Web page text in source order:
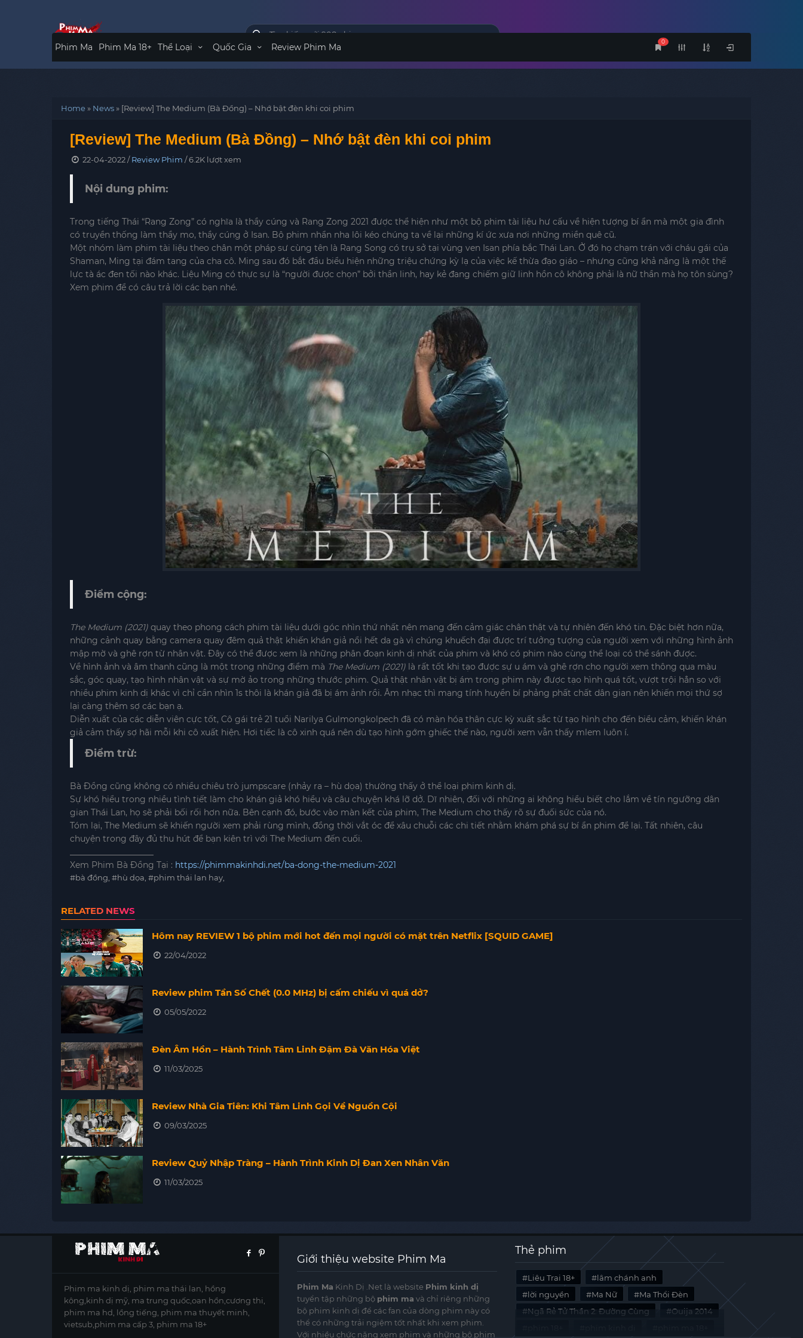
0
Phim Ma Phim Ma 18+ Thể Loại Quốc Gia Review Phim Ma
Home» News» [Review] The Medium (Bà Đồng) – Nhớ bật đèn khi coi phim
[Review] The Medium (Bà Đồng) – Nhớ bật đèn khi coi phim
22-04-2022 /Review Phim / 6.2K lượt xem
Nội dung phim:
Trong tiếng Thái “Rang Zong” có nghĩa là thầy cúng và Rang Zong 2021 được thể hiện như một bộ phim tài liệu hư cấu về hiện tượng bí ẩn mà một gia đình
có truyền thống làm thầy mo, thầy cúng ở Isan. Bộ phim nhẩn nha lôi kéo chúng ta về lại những kí ức xưa nơi những miền quê cũ.
Một nhóm làm phim tài liệu theo chân một pháp sư cùng tên là Rang Song có trụ sở tại vùng ven Isan phía bắc Thái Lan. Ở đó họ chạm trán với cháu gái của
Shaman, Ming tại đám tang của cha cô. Ming sau đó bắt đầu biểu hiện những triệu chứng kỳ lạ của việc kế thừa đạo giáo – nhưng cũng khả năng là một thế
lực tà ác đen tối nào khác. Liệu Ming có thực sự là “người được chọn” bởi thần linh, hay kẻ đang chiếm giữ linh hồn cô không phải là nữ thần mà họ tôn sùng?
Xem phim để có câu trả lời các bạn nhé.
Điểm cộng:
The Medium (2021) quay theo phong cách phim tài liệu dưới góc nhìn thứ nhất nên mang đến cảm giác chân thật và tự nhiên đến khó tin. Đặc biệt hơn nữa,
những cảnh quay bằng camera quay đêm quả thật khiến khán giả nổi hết da gà vì chúng khuếch đại được trí tưởng tượng của người xem với những hình ảnh
mập mờ và ghê rợn từ nhân vật. Đây có thể được xem là những phân đoạn kinh dị nhất của phim và khó có phim nào cùng thể loại có thể sánh được.
Về hình ảnh và âm thanh cũng là một trong những điểm mà The Medium (2021) là rất tốt khi tạo được sự u ám và ghê rợn cho người xem thông qua màu
sắc, góc quay, tạo hình nhân vật và sự mờ ảo trong những thước phim. Quả thật nhân vật bị ám trong phim này được tạo hình quá tốt, vượt trội hẳn so với
nhiều phim kinh dị khác vì chỉ cần nhìn 1s thôi là khán giả đã bị ám ảnh rồi. Âm nhạc thì mang tính huyền bí phảng phất chất dân gian nên khiến mọi thứ sợ
lại càng thêm sợ các bạn ạ.
Diễn xuất của các diễn viên cực tốt, Cô gái trẻ 21 tuổi Narilya Gulmongkolpech đã có màn hóa thân cực kỳ xuất sắc từ tạo hình cho đến biểu cảm, khiến khán
giả cảm thấy sợ hãi mỗi khi cô xuất hiện. Hơi tiếc là cô xinh quá nên dù tạo hình gớm ghiếc thế nào, người xem vẫn thấy mlem luôn í.
Điểm trừ:
Bà Đồng cũng không có nhiều chiêu trò jumpscare (nhảy ra – hù dọa) thường thấy ở thể loại phim kinh dị.
Sự khó hiểu trong nhiều tình tiết làm cho khán giả khó hiểu và câu chuyện khá lỡ dở. Dĩ nhiên, đối với những ai không hiểu biết cho lắm về tín ngưỡng dân
gian Thái Lan, họ sẽ phải bối rối hơn nữa. Bên cạnh đó, bước vào màn kết của phim, The Medium cho thấy rõ sự đuối sức của nó.
Tóm lại, The Medium sẽ khiến người xem phải rùng mình, đồng thời vắt óc để xâu chuỗi các chi tiết nhằm khám phá sự bí ẩn phim để lại. Tất nhiên, câu
chuyện trong đây đủ thu hút để bạn kiên trì với The Medium đến cuối.
Xem Phim Bà Đồng Tại : https://phimmakinhdi.net/ba-dong-the-medium-2021
#bà đồng, #hù dọa, #phim thái lan hay,
RELATED NEWS
Hôm nay REVIEW 1 bộ phim mới hot đến mọi người có mặt trên Netflix [SQUID GAME]
22/04/2022
Review phim Tần Số Chết (0.0 MHz) bị cấm chiếu vì quá dở?
05/05/2022
Đèn Âm Hồn – Hành Trình Tâm Linh Đậm Đà Văn Hóa Việt
11/03/2025
Review Nhà Gia Tiên: Khi Tâm Linh Gọi Về Nguồn Cội
09/03/2025
Review Quỷ Nhập Tràng – Hành Trình Kinh Dị Đan Xen Nhân Văn
11/03/2025
Phim ma kinh dị, phim ma thái lan, hồng
kông,kinh dị mỹ, ma trung quốc,oan hồn,cương thi,
phim ma hd, lồng tiếng, phim ma thuyết minh,
vietsub,phim ma cấp 3, phim ma 18+
Giới thiệu website Phim Ma
Phim Ma Kinh Dị .Net là website Phim kinh dị
tuyển tập những bộ phim ma và chỉ riêng những
bộ phim kinh dị để các fan của dòng phim này có
thể có những trải ngiệm tốt nhất khi xem phim.
Với nhiều chức năng xem phim và những bộ phim
Thẻ phim
Liêu Trai 18+
lâm chánh anh
lời nguyền
Ma Nữ
Ma Thổi Đèn
Ngã Rẻ Tử Thần 2: Đường Cùng
Ouija 2014